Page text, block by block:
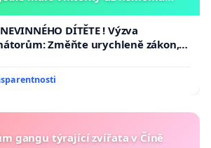
DÍTĚTE ! Výzva
Změňte urychleně zákon,
Viktorky už nemohla opakovat!
gangu týrající zvířata v Číně